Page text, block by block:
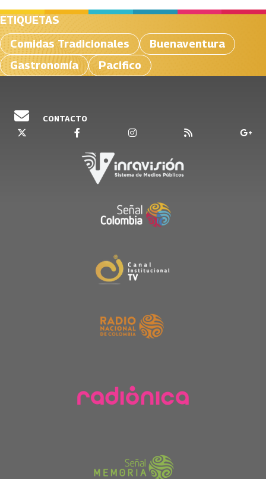
ETIQUETAS
Comidas Tradicionales
Buenaventura
Gastronomía
Pacifico
CONTACTO